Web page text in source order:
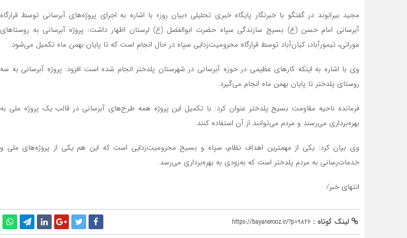
مجید بیرانوند در گفتگو با خبرنگار پایگاه خبری تحلیلی «بیان روز» با اشاره به اجرای پروژه‌های آبرسانی توسط قرارگاه
آبرسانی امام حسن (ع) بسیج سازندگی سپاه حضرت ابوالفضل (ع) لرستان اظهار داشت: پروژه آبرسانی به روستاهای
مورانی، تیمورآباد، کیان‌آباد توسط قرارگاه محرومیت‌زدایی سپاه در حال انجام است که تا پایان بهمن ماه تکمیل می‌شود.
وی با اشاره به اینکه کارهای عظیمی در حوزه آبرسانی در شهرستان پلدختر انجام شده است افزود: پروژه آبرسانی به سه
روستای پلدختر تا پایان بهمن ماه انجام می‌گیرد.
فرمانده ناحیه مقاومت بسیج پلدختر عنوان کرد: با تکمیل این پروژه همه طرح‌های آبرسانی در قالب یک پروژه ملی به
بهره‌برداری می‌رسند و مردم می‌توانند از آن استفاده کنند.
وی بیان کرد: یکی از مهمترین اهداف نظام، سپاه و بسیج محرومیت‌زدایی است که این هم یکی از پروژه‌های ملی و
خدمات‌رسانی به مردم پلدختر است که به‌زودی به بهره‌برداری می‌رسد.
انتهای خبر/
لینک کوتاه : https://bayanerooz.ir/?p=9826